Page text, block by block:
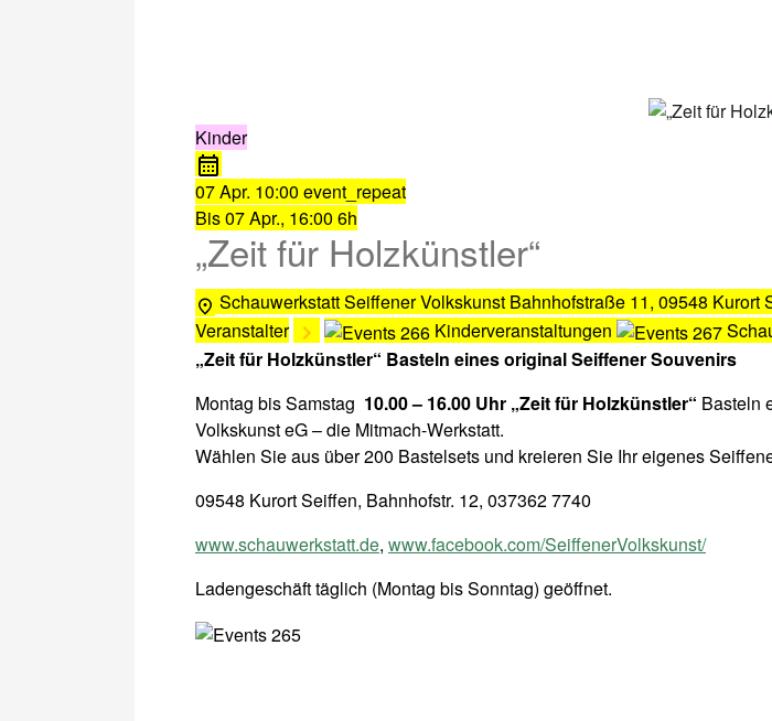
Kinder
07 Apr. 10:00 event_repeat
Bis07 Apr., 16:00 6h
„Zeit für Holzkünstler“
Schauwerkstatt Seiffener Volkskunst Bahnhofstraße 11, 09548 Kurort
Veranstalter
Kinderveranstaltungen
„Zeit für Holzkünstler“ Basteln eines original Seiffener Souvenirs
Montag bis Samstag 10.00 – 16.00 Uhr „Zeit für Holzkünstler“ Basteln
Volkskunst eG – die Mitmach-Werkstatt.
Wählen Sie aus über 200 Bastelsets und kreieren Sie Ihr eigenes
09548 Kurort Seiffen, Bahnhofstr. 12, 037362 7740
www.schauwerkstatt.de, www.facebook.com/SeiffenerVolkskunst/
Ladengeschäft täglich (Montag bis Sonntag) geöffnet.